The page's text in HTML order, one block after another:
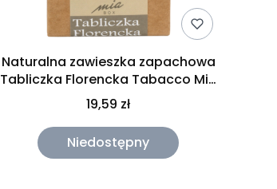
Naturalna zawieszka zapachowa
Tabliczka Florencka Tabacco Mia
Box 30g
19,59 zł
Niedostępny